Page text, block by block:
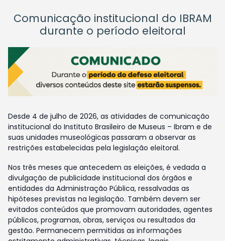
Comunicação institucional do IBRAM
durante o período eleitoral
Desde 4 de julho de 2026, as atividades de comunicação
institucional do Instituto Brasileiro de Museus – Ibram e de
suas unidades museológicas passaram a observar as
restrições estabelecidas pela legislação eleitoral.
Nos três meses que antecedem as eleições, é vedada a
divulgação de publicidade institucional dos órgãos e
entidades da Administração Pública, ressalvadas as
hipóteses previstas na legislação. Também devem ser
evitados conteúdos que promovam autoridades, agentes
públicos, programas, obras, serviços ou resultados da
gestão. Permanecem permitidas as informações